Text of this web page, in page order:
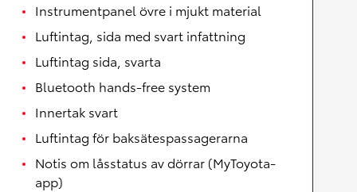
Instrumentpanel övre i mjukt material
Luftintag, sida med svart infattning
Luftintag sida, svarta
Bluetooth hands-free system
Innertak svart
Luftintag för baksätespassagerarna
Notis om låsstatus av dörrar (MyToyota-
app)